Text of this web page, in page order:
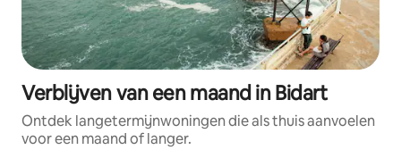
Verblijven van een maand in Bidart
Ontdek langetermijnwoningen die als thuis aanvoelen
voor een maand of langer.